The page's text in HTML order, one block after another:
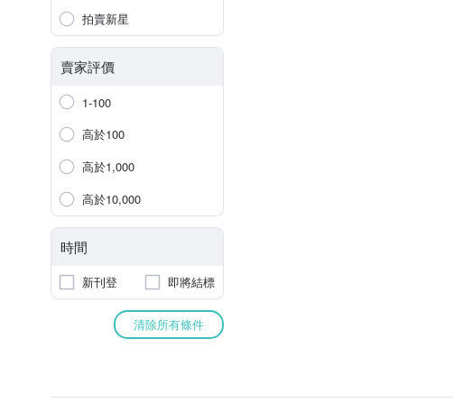
拍賣新星
賣家評價
1-100
高於100
高於1,000
高於10,000
時間
新刊登 即將結標
清除所有條件